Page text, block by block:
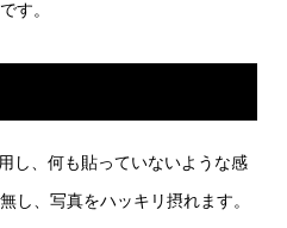
す。
し、何も貼っていないような感
し、写真をハッキリ摂れます。